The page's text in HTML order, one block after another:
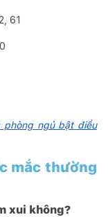
61
ngủ bật điều
mắc thường
xui không?